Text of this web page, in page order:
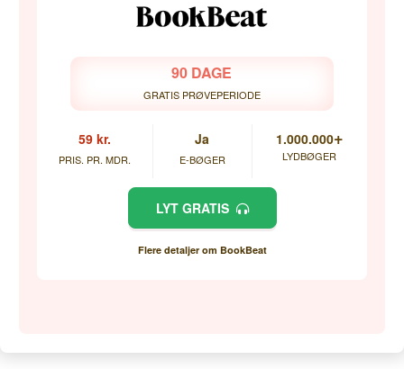
90 DAGE
GRATIS PRØVEPERIODE
59 kr.
PRIS. PR. MDR.
Ja
E-BØGER
1.000.000+
LYDBØGER
LYT GRATIS
Flere detaljer om BookBeat